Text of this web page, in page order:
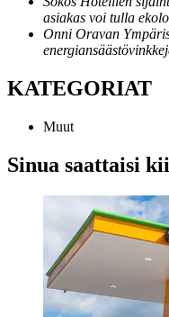
asiakas voi tulla
Onni Oravan
KATEGORIAT
Muut
Sinua saattaisi